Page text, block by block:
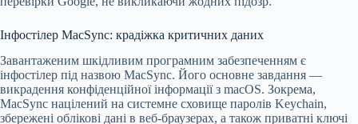
Інфостілер MacSync: крадіжка критичних даних
Завантаженим шкідливим програмним забезпеченням є
інфостілер під назвою MacSync. Його основне завдання —
викрадення конфіденційної інформації з macOS. Зокрема,
MacSync націлений на системне сховище паролів Keychain,
збережені облікові дані в веб-браузерах, а також приватні ключі